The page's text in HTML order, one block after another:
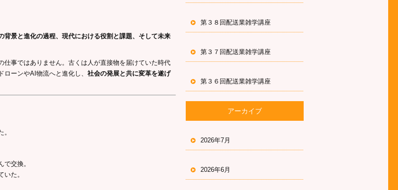
背景と進化の過程、現代における役割と課題、そして未来
事ではありません。古くは人が直接物を届けていた時代
ーンやAI物流へと進化し、 社会の発展と共に変革を遂げ
交換。
た。
第３８回配送業雑学講座
第３７回配送業雑学講座
第３６回配送業雑学講座
アーカイブ
2026年7月
2026年6月